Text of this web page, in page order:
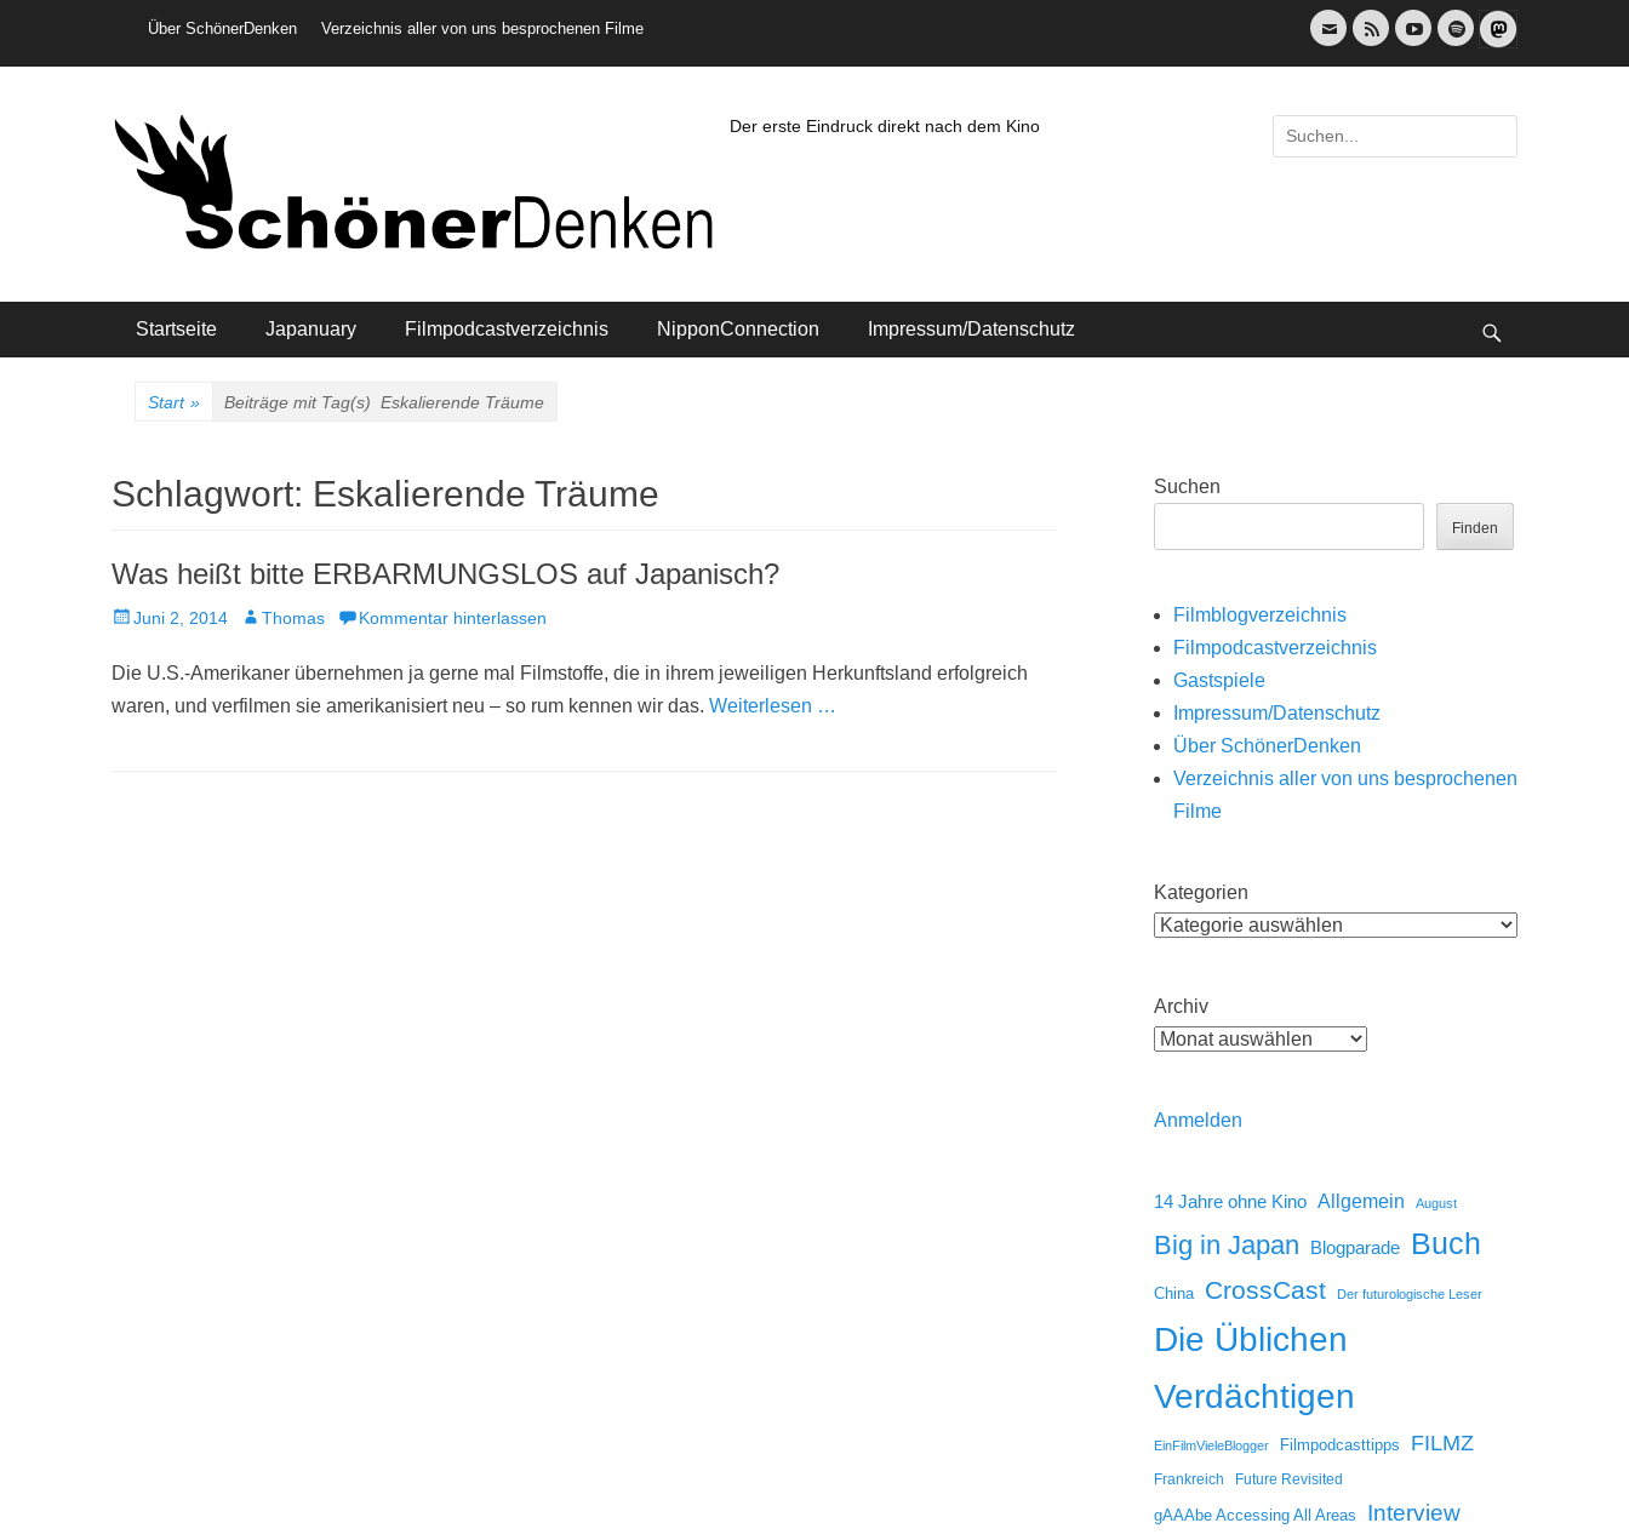
Header-Menü
Über SchönerDenken Verzeichnis aller von uns besprochenen Filme
E-
Mail
Feed YouTubeSpotify
Der erste Eindruck direkt nach dem Kino
Suche
nach:
Hauptmenü
Startseite Japanuary Filmpodcastverzeichnis NipponConnection Impressum/Datenschutz
Start » Beiträge mit Tag(s) Eskalierende Träume
Schlagwort: Eskalierende Träume
Was heißt bitte ERBARMUNGSLOS auf Japanisch?
Veröffentlicht
Juni 2, 2014 AutorThomas Kommentar hinterlassen
Die U.S.-Amerikaner übernehmen ja gerne mal Filmstoffe, die in ihrem jeweiligen Herkunftsland erfolgreich
waren, und verfilmen sie amerikanisiert neu – so rum kennen wir das. Weiterlesen …
Suchen
Finden
Filmblogverzeichnis
Filmpodcastverzeichnis
Gastspiele
Impressum/Datenschutz
Über SchönerDenken
Verzeichnis aller von uns besprochenen
Filme
Kategorien
Archiv
Anmelden
14 Jahre ohne Kino Allgemein August
Big in Japan Blogparade Buch
China CrossCast Der futurologische Leser
Die Üblichen
Verdächtigen
EinFilmVieleBlogger Filmpodcasttipps FILMZ
Frankreich Future Revisited
gAAAbe Accessing All Areas Interview